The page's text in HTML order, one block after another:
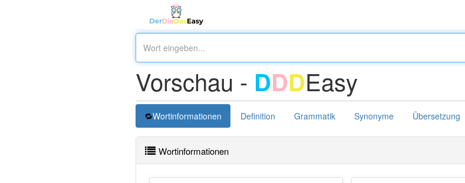
Vorschau - DDDEasy
Wortinformationen Definition Grammatik Synonyme Übersetzung
Wortinformationen